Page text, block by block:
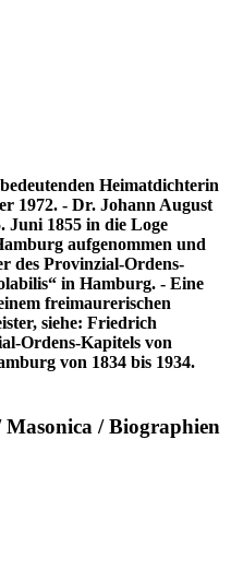
Heimatdichterin
1972. - Dr. Johann August
Juni 1855 in die Loge
aufgenommen und
des Provinzial-Ordens-
in Hamburg. - Eine
freimaurerischen
siehe: Friedrich
Ordens-Kapitels von
von 1834 bis 1934.
/ Biographien